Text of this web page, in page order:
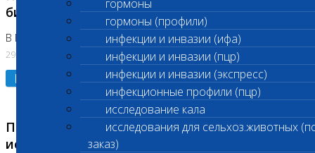
гормоны
гормоны (профили)
инфекции и инвазии (ифа)
инфекции и инвазии (пцр)
инфекции и инвазии (экспресс)
инфекционные профили (пцр)
исследование кала
исследования для сельхоз.животных
заказ)
биохимических исследований
В Бутово 29.07.26
29.07.2026
Подробнее
Приостановлено выполнение биохимических
исследований